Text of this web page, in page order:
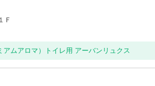
Ｆ
ムアロマ）トイレ用 アーバンリュクス